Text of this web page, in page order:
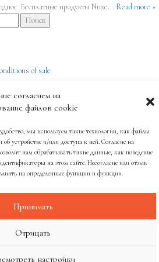
согласием на
файлов cookie
мы используем такие технологии, как файлы
устройстве и/или доступа к ней. Согласие на
нам обрабатывать такие данные, как поведение
на этом сайте. Несогласие или отзыв
на определенные функции и функции.
Принимать
Отрицать
настройки
Бесплатные продукты Nuxe... Read more »
of sale